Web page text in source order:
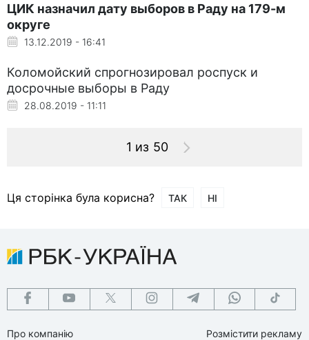
ЦИК назначил дату выборов в Раду на 179-м
округе
13.12.2019 - 16:41
Коломойский спрогнозировал роспуск и
досрочные выборы в Раду
28.08.2019 - 11:11
1 из 50
Ця сторінка була корисна? ТАК НІ
Про компанію
Розмістити рекламу